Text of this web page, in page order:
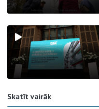
Skatīt vairāk